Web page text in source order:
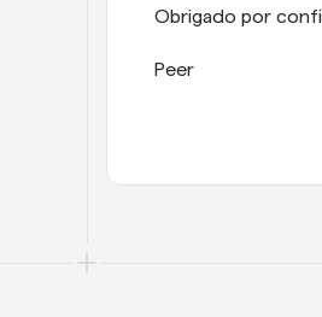
Obrigado por
Peer